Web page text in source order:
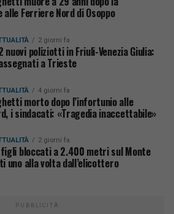
Ferriere Nord di Osoppo
2 giorni fa
nuovi poliziotti in Friuli-Venezia Giulia:
a Trieste
4 giorni fa
morto dopo l’infortunio alle
i sindacati: «Tragedia inaccettabile»
2 giorni fa
figli bloccati a 2.400 metri sul Monte
uno alla volta dall’elicottero
PUBBLICITÀ